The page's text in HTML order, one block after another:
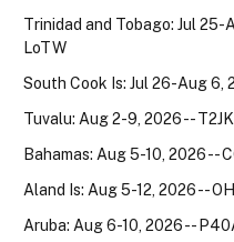
Trinidad and Tobago: Jul 25-
LoTW
South Cook Is: Jul 26-Aug 6,
Tuvalu: Aug 2-9, 2026 --
Bahamas: Aug 5-10, 2026 --
Aland Is: Aug 5-12, 2026 --
Aruba: Aug 6-10, 2026 --